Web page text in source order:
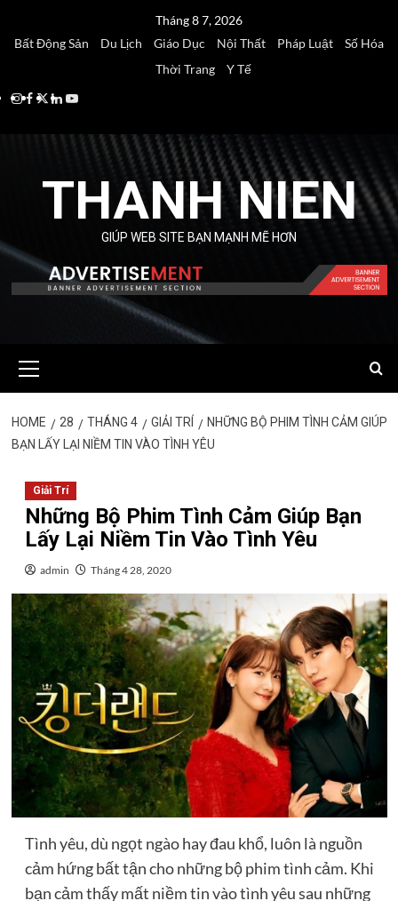
Tháng 8 7, 2026
Bất Động Sản
Du Lịch Giáo Dục Nội Thất Pháp Luật
Số Hóa
Thời Trang
Y Tế
Instagram
Facebook
Twitter
Linkedin
Youtube
THANH NIEN
GIÚP WEB SITE BẠN MẠNH MẼ HƠN
Menu
HOME 28 THÁNG 4 GIẢI TRÍ
NHỮNG BỘ PHIM TÌNH CẢM GIÚP
BẠN LẤY LẠI NIỀM TIN VÀO TÌNH YÊU
Giải Trí
Những Bộ Phim Tình Cảm Giúp Bạn
Lấy Lại Niềm Tin Vào Tình Yêu
admin Tháng 4 28, 2020
Tình yêu, dù ngọt ngào hay đau khổ, luôn là nguồn
cảm hứng bất tận cho những bộ phim tình cảm. Khi
bạn cảm thấy mất niềm tin vào tình yêu sau những